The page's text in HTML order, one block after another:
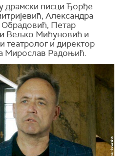
драмски писци Ђорђе
Александра
Петар
Вељко Мићуновић и
театролог и директор
Мирослав Радоњић.